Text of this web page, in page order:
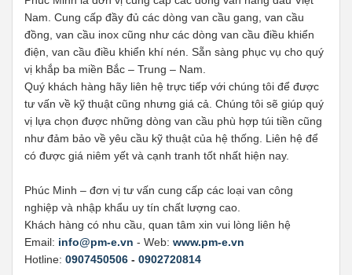
Nam. Cung cấp đầy đủ các dòng van cầu gang, van cầu
đồng, van cầu inox cũng như các dòng van cầu điều khiển
điện, van cầu điều khiển khí nén. Sẵn sàng phục vụ cho quý
vị khắp ba miền Bắc – Trung – Nam.
Quý khách hàng hãy liên hệ trực tiếp với chúng tôi để được
tư vấn về kỹ thuật cũng nhưng giá cả. Chúng tôi sẽ giúp quý
vị lựa chọn được những dòng van cầu phù hợp túi tiền cũng
như đảm bảo về yêu cầu kỹ thuật của hệ thống. Liên hệ để
có được giá niêm yết và cạnh tranh tốt nhất hiện nay.
Phúc Minh – đơn vị tư vấn cung cấp các loại van công
nghiệp và nhập khẩu uy tín chất lượng cao.
Khách hàng có nhu cầu, quan tâm xin vui lòng liên hệ
Email: info@pm-e.vn - Web: www.pm-e.vn
Hotline: 0907450506 - 0902720814